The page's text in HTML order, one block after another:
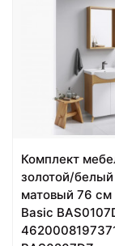
Тумба с раковиной
Aqwella Brig Br.01.07/
+ 4640021062210
29740 ₽
Комплект
золотой/белый
матовый 76 см
Basic